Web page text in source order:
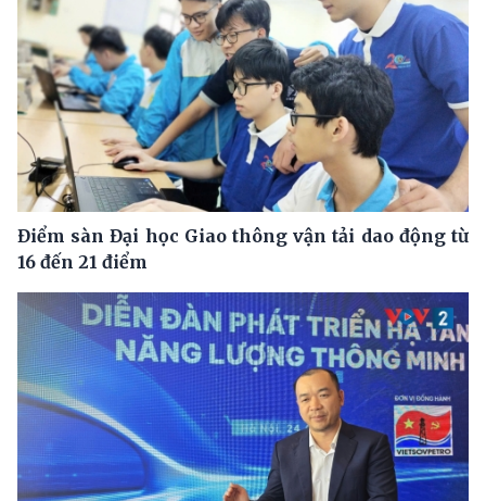
Điểm sàn Đại học Giao thông vận tải dao động từ
16 đến 21 điểm